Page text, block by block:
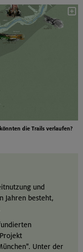
die Trails verlaufen?
und
Jahren besteht,
Unter der